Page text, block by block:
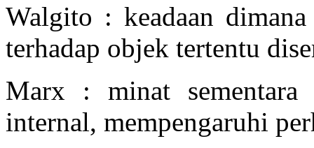
Walgito : keadaan
terhadap objek tertentu
Marx : minat sementara
internal, mempengaruhi